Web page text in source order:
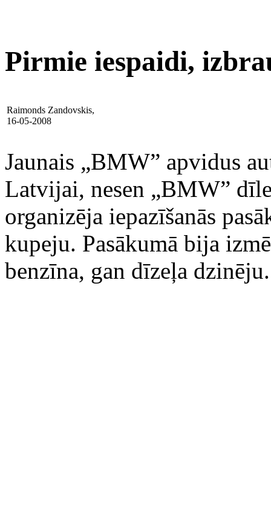
Pirmie iespaidi,
Raimonds Zandovskis,
16-05-2008
Jaunais „BMW” apvidus
Latvijai, nesen „BMW”
organizēja iepazīšanās
kupeju. Pasākumā bija
benzīna, gan dīzeļa dzinēju.